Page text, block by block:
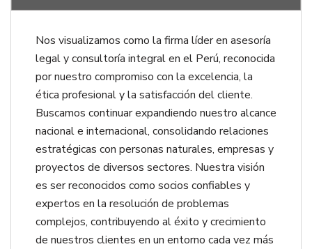
Nos visualizamos como la firma líder en asesoría
legal y consultoría integral en el Perú, reconocida
por nuestro compromiso con la excelencia, la
ética profesional y la satisfacción del cliente.
Buscamos continuar expandiendo nuestro alcance
nacional e internacional, consolidando relaciones
estratégicas con personas naturales, empresas y
proyectos de diversos sectores. Nuestra visión
es ser reconocidos como socios confiables y
expertos en la resolución de problemas
complejos, contribuyendo al éxito y crecimiento
de nuestros clientes en un entorno cada vez más